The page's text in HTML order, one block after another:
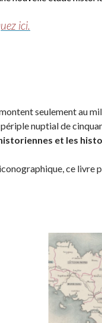
ici.
seulement au
nuptial de
et les
ce livre